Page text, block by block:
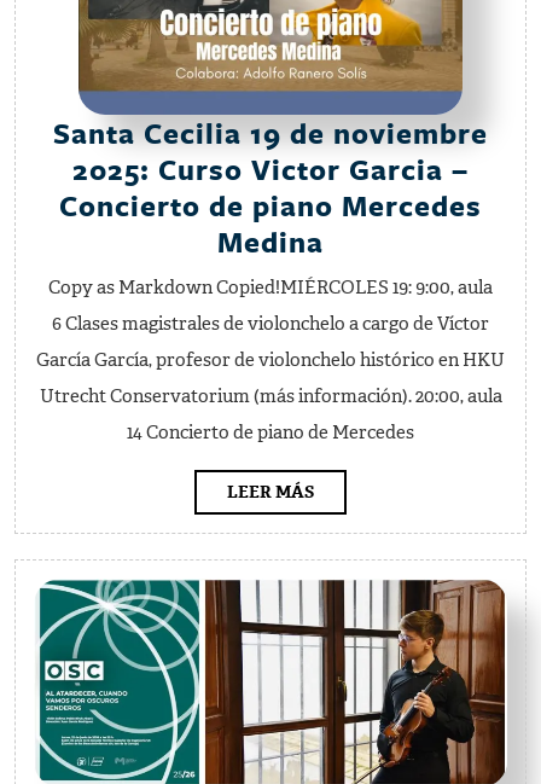
Santa Cecilia 19 de noviembre
2025: Curso Victor Garcia –
Concierto de piano Mercedes
Medina
Cecilia
19
de
noviembre
2025:
Garcia
–
Concierto
de
piano
Mercedes
Medina
Copy as Markdown Copied!MIÉRCOLES 19: 9:00, aula
6 Clases magistrales de violonchelo a cargo de Víctor
García García, profesor de violonchelo histórico en HKU
Utrecht Conservatorium (más información). 20:00, aula
14 Concierto de piano de Mercedes
LEER MÁSLEER
MÁS